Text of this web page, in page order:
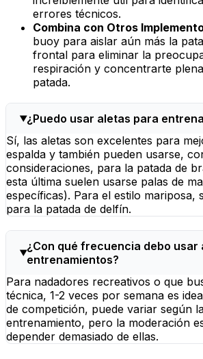
errores técnicos.
Combina con Otros
buoy para aislar aún más la
frontal para eliminar la
respiración y concentrarte
patada.
¿Puedo usar aletas para
Sí, las aletas son excelentes para
espalda y también pueden usarse,
consideraciones, para la patada de
esta última suelen usarse palas de
específicas). Para el estilo mariposa,
para la patada de delfín.
¿Con qué frecuencia debo usar
entrenamientos?
Para nadadores recreativos o que
técnica, 1-2 veces por semana es
de competición, puede variar según
entrenamiento, pero la moderación
depender demasiado de ellas.